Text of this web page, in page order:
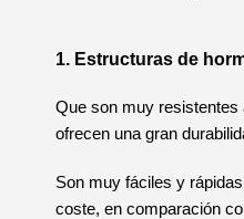
1. Estructuras de
Que son muy
ofrecen una gran
Son muy fáciles y
coste, en comparación